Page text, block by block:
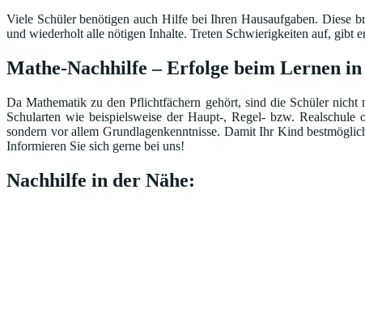
Viele Schüler benötigen auch Hilfe bei Ihren Hausaufgaben. Diese
und wiederholt alle nötigen Inhalte. Treten Schwierigkeiten auf, gibt
Mathe-Nachhilfe – Erfolge beim Lernen in
Da Mathematik zu den Pflichtfächern gehört, sind die Schüler nicht
Schularten wie beispielsweise der Haupt-, Regel- bzw.
sondern vor allem Grundlagenkenntnisse. Damit Ihr Kind
Informieren Sie sich gerne bei uns!
Nachhilfe in der Nähe: